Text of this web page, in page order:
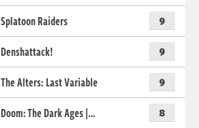
Splatoon Raiders 9
Denshattack! 9
The Alters: Last Variable 9
Doom: The Dark Ages |… 8